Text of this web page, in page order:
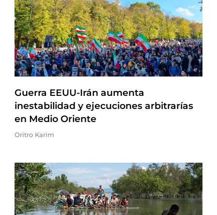
Guerra EEUU-Irán aumenta
inestabilidad y ejecuciones arbitrarías
en Medio Oriente
Oritro Karim